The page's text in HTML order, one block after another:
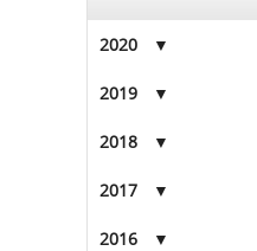
2020
2019
2018
2017
2016